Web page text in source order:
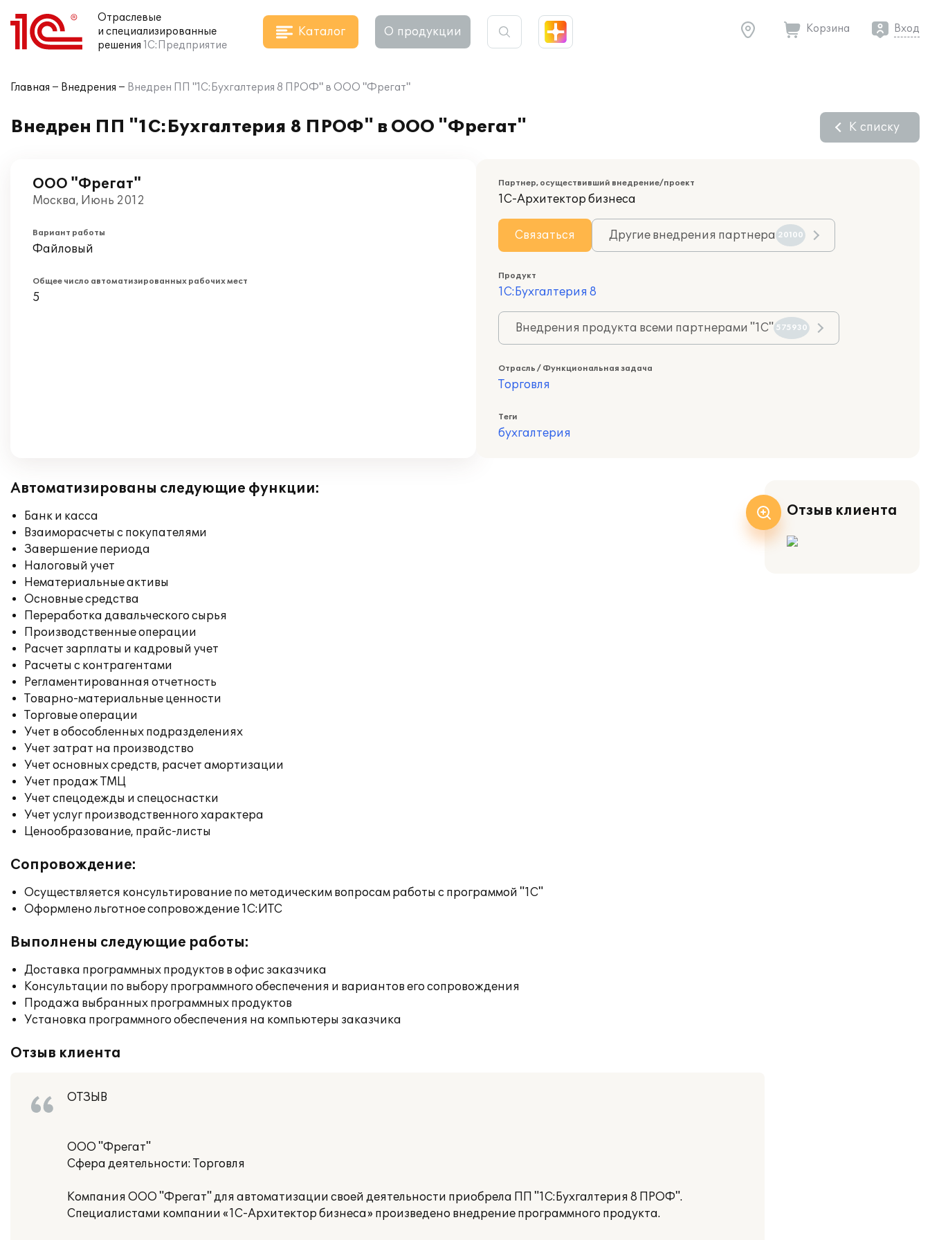
Отраслевые
и специализированные
решения 1С:Предприятие
Каталог О продукции Корзина Вход
Главная Внедрения Внедрен ПП "1C:Бухгалтерия 8 ПРОФ" в ООО "Фрегат"
Внедрен ПП "1C:Бухгалтерия 8 ПРОФ" в ООО "Фрегат" К списку
ООО "Фрегат"
Москва, Июнь 2012
Вариант работы
Файловый
Общее число автоматизированных рабочих мест
5
Партнер, осуществивший внедрение/проект
1С-Архитектор бизнеса
Связаться Другие внедрения партнера 20100
Продукт
1С:Бухгалтерия 8
Внедрения продукта всеми партнерами "1С" 575930
Отрасль / Функциональная задача
Торговля
Теги
бухгалтерия
Автоматизированы следующие функции:
Банк и касса
Взаиморасчеты с покупателями
Завершение периода
Налоговый учет
Нематериальные активы
Основные средства
Переработка давальческого сырья
Производственные операции
Расчет зарплаты и кадровый учет
Расчеты с контрагентами
Регламентированная отчетность
Товарно-материальные ценности
Торговые операции
Учет в обособленных подразделениях
Учет затрат на производство
Учет основных средств, расчет амортизации
Учет продаж ТМЦ
Учет спецодежды и спецоснастки
Учет услуг производственного характера
Ценообразование, прайс-листы
Сопровождение:
Осуществляется консультирование по методическим вопросам работы с программой "1С"
Оформлено льготное сопровождение 1С:ИТС
Выполнены следующие работы:
Доставка программных продуктов в офис заказчика
Консультации по выбору программного обеспечения и вариантов его сопровождения
Продажа выбранных программных продуктов
Установка программного обеспечения на компьютеры заказчика
Отзыв клиента
ОТЗЫВ
ООО "Фрегат"
Сфера деятельности: Торговля
Компания ООО "Фрегат" для автоматизации своей деятельности приобрела ПП "1C:Бухгалтерия 8 ПРОФ".
Специалистами компании «1С-Архитектор бизнеса» произведено внедрение программного продукта.
Отзыв клиента